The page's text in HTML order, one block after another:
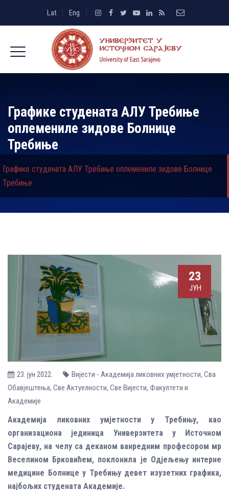
Lat Eng
Графике студената АЛУ Требиње
оплемениле зидове Болнице
Требиње
Графике студената АЛУ Требиње оплемениле зидове Болнице
Требиње
23
ЈУН
23. јун 2022. Вијести - Академија ликовних умјетности, Сва
Обавјештења, Све Aктуелности, Све Вијести, Факултети и
Академије
Академија ликовних умјетности у Требињу, као
организациона јединица Универзитета у Источном
Сарајеву, на челу са деканом ванредним професором мр
Веселином Брковићем, поклонила је Одјељењу интерне
медицине Болнице у Требињу девет изузетних графика,
најбољих студената Академије.